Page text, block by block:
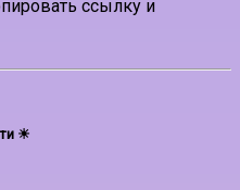
ссылку и
☀